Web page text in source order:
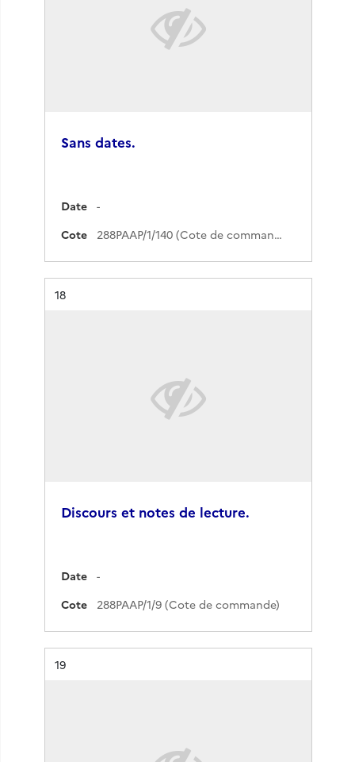
Sans dates.
Date
-
Cote
288PAAP/1/140 (Cote de commande)
Résultat n°
18
Discours et notes de lecture.
Date
-
Cote
288PAAP/1/9 (Cote de commande)
Résultat n°
19